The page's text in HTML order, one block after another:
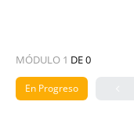
MÓDULO 1 DE 0
En Progreso